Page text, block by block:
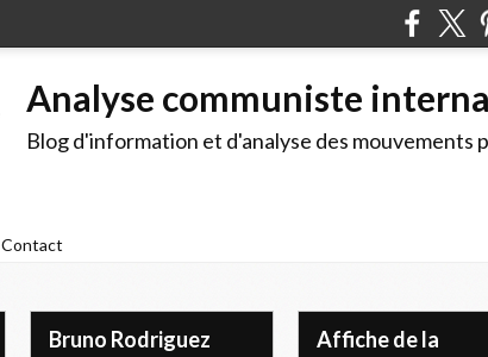
Analyse communiste
Blog d'information et d'analyse des mouvements
Contact
Bruno Rodriguez
Affiche de la